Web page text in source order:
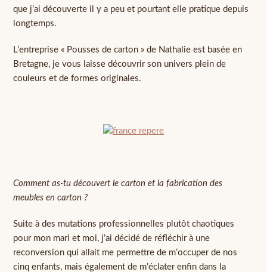
que j’ai découverte il y a peu et pourtant elle pratique depuis
longtemps.
L’entreprise « Pousses de carton » de Nathalie est basée en
Bretagne, je vous laisse découvrir son univers plein de
couleurs et de formes originales.
Comment as-tu découvert le carton et la fabrication des
meubles en carton ?
Suite à des mutations professionnelles plutôt chaotiques
pour mon mari et moi, j’ai décidé de réfléchir à une
reconversion qui allait me permettre de m’occuper de nos
cinq enfants, mais également de m’éclater enfin dans la